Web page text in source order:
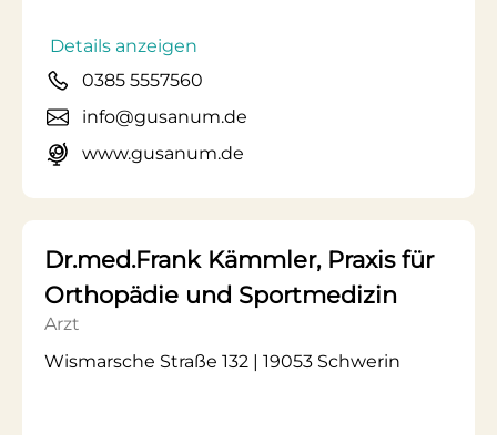
Details anzeigen
0385 5557560
info@gusanum.de
www.gusanum.de
Dr.med.Frank Kämmler, Praxis für
Orthopädie und Sportmedizin
Arzt
Wismarsche Straße 132 | 19053 Schwerin